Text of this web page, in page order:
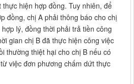
hiện hợp đồng. Tuy nhiên, để
đồng, chị A phải thông báo cho chị
lý, đồng thời phải trả tiền công
gian chị B đã thực hiện công việc
thường thiệt hại cho chị B nếu có
việc đơn phương chấm dứt thực